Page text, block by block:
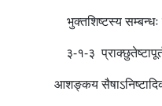
भुक्तशिष्टस्य
३-१-३
आशङ्कय